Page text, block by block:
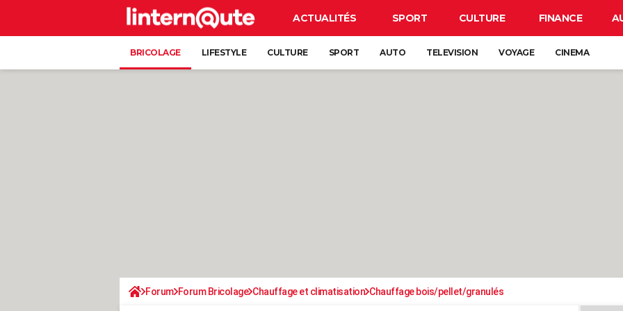
ACTUALITÉS SPORT CULTURE FINANCE
BRICOLAGE LIFESTYLE CULTURE SPORT AUTO TELEVISION VOYAGE CINEMA
Forum Forum Bricolage Chauffage et climatisation Chauffage bois/pellet/granulés